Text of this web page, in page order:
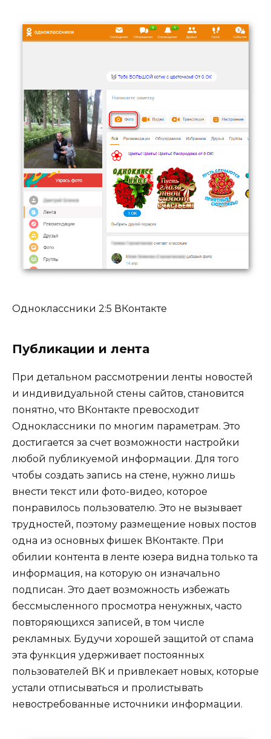
Одноклассники 2:5 ВКонтакте
Публикации и лента
При детальном рассмотрении ленты новостей
и индивидуальной стены сайтов, становится
понятно, что ВКонтакте превосходит
Одноклассники по многим параметрам. Это
достигается за счет возможности настройки
любой публикуемой информации. Для того
чтобы создать запись на стене, нужно лишь
внести текст или фото-видео, которое
понравилось пользователю. Это не вызывает
трудностей, поэтому размещение новых постов
одна из основных фишек ВКонтакте. При
обилии контента в ленте юзера видна только та
информация, на которую он изначально
подписан. Это дает возможность избежать
бессмысленного просмотра ненужных, часто
повторяющихся записей, в том числе
рекламных. Будучи хорошей защитой от спама
эта функция удерживает постоянных
пользователей ВК и привлекает новых, которые
устали отписываться и пролистывать
невостребованные источники информации.